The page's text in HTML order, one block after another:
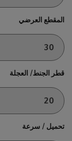
المقطع العرضي
قطر الجنط/ العجلة
تحميل / سرعة